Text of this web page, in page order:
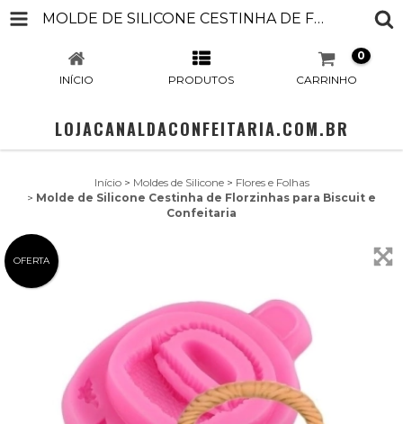
MOLDE DE SILICONE CESTINHA DE FLORZINHAS PARA BISCUIT E CONFEITARIA
INÍCIO PRODUTOS CARRINHO
0
LOJACANALDACONFEITARIA.COM.BR
Início > Moldes de Silicone > Flores e Folhas
> Molde de Silicone Cestinha de Florzinhas para Biscuit e
Confeitaria
OFERTA